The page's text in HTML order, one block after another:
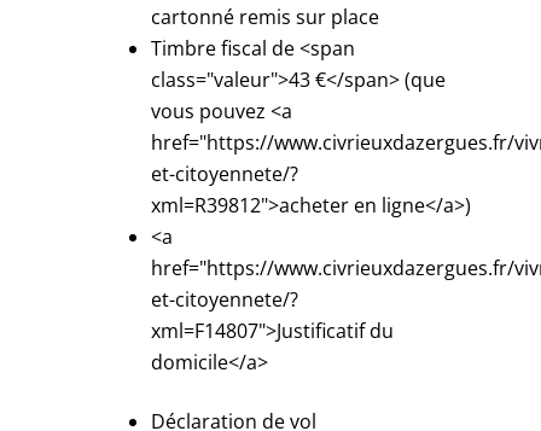
cartonné remis sur place
Timbre fiscal de <span
class="valeur">43 €</span> (que
vous pouvez <a
href="https://www.civrieuxdazergues.fr/
et-citoyennete/?
xml=R39812">acheter en ligne</a>)
<a
href="https://www.civrieuxdazergues.fr/
et-citoyennete/?
xml=F14807">Justificatif du
domicile</a>
Déclaration de vol